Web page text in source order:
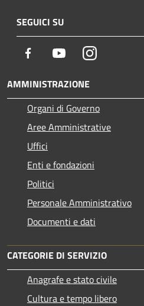
SEGUICI SU
Facebook YoutubeInstagram
AMMINISTRAZIONE
Organi di Governo
Aree Amministrative
Uffici
Enti e fondazioni
Politici
Personale Amministrativo
Documenti e dati
CATEGORIE DI SERVIZIO
Anagrafe e stato civile
Cultura e tempo libero